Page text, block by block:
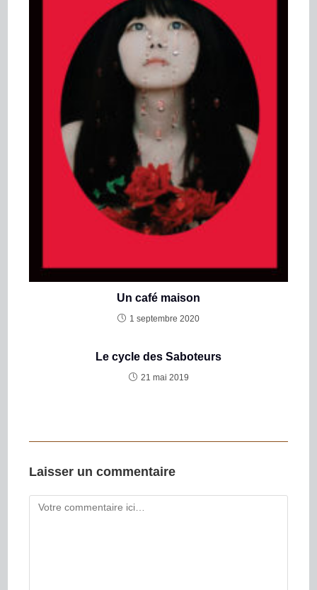
Un café maison
1 septembre 2020
Le cycle des Saboteurs
21 mai 2019
Laisser un commentaire